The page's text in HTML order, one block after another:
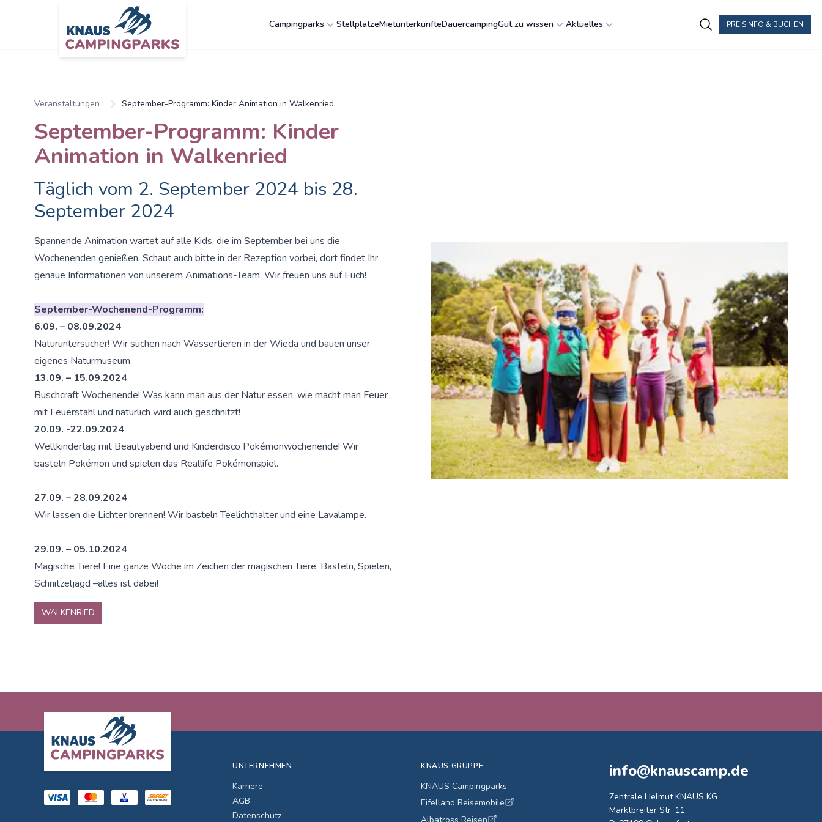
Zum Hauptinhalt springen
PREISINFO & BUCHEN
Campingparks StellplätzeMietunterkünfteDauercampingGut zu wissen Aktuelles
Veranstaltungen September-Programm: Kinder Animation in Walkenried
September-Programm: Kinder
Animation in Walkenried
Täglich vom 2. September 2024 bis 28.
September 2024
Spannende Animation wartet auf alle Kids, die im September bei uns die
Wochenenden genießen. Schaut auch bitte in der Rezeption vorbei, dort findet Ihr
genaue Informationen von unserem Animations-Team. Wir freuen uns auf Euch!
September-Wochenend-Programm:
6.09. – 08.09.2024
Naturuntersucher! Wir suchen nach Wassertieren in der Wieda und bauen unser
eigenes Naturmuseum.
13.09. – 15.09.2024
Buschcraft Wochenende! Was kann man aus der Natur essen, wie macht man Feuer
mit Feuerstahl und natürlich wird auch geschnitzt!
20.09. -22.09.2024
Weltkindertag mit Beautyabend und Kinderdisco Pokémonwochenende! Wir
basteln Pokémon und spielen das Reallife Pokémonspiel.
27.09. – 28.09.2024
Wir lassen die Lichter brennen! Wir basteln Teelichthalter und eine Lavalampe.
29.09. – 05.10.2024
Magische Tiere! Eine ganze Woche im Zeichen der magischen Tiere, Basteln, Spielen,
Schnitzeljagd –alles ist dabei!
WALKENRIED
UNTERNEHMEN
Karriere
AGB
Datenschutz
KNAUS GRUPPE
KNAUS Campingparks
Eifelland Reisemobile
info@knauscamp.de
Zentrale Helmut KNAUS KG
Marktbreiter Str. 11